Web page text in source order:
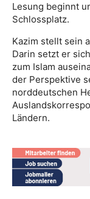
Lesung beginnt
Schlossplatz.
Kazim stellt sein
Darin setzt er
zum Islam
der Perspektive
norddeutschen
Ländern.